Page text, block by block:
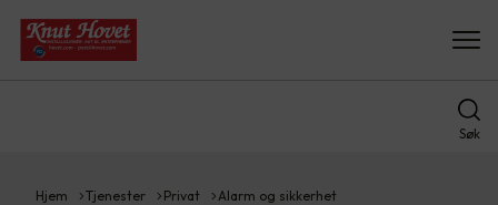
Søk
Hjem Tjenester Privat Alarm og sikkerhet